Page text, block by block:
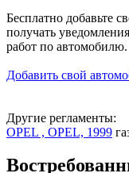
Бесплатно добавьте
получать
работ по автомобилю.
Добавить свой
Другие регламенты:
OPEL , OPEL, 1999